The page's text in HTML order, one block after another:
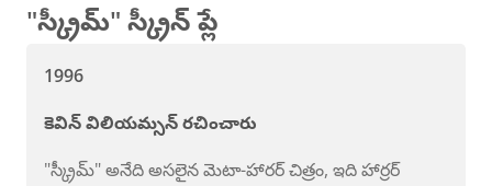
"స్క్రీమ్" స్క్రీన్ ప్లే
1996
కెవిన్ విలియమ్సన్ రచించారు
"స్క్రీమ్" అనేది అసలైన మెటా-హారర్ చిత్రం, ఇది హార్రర్